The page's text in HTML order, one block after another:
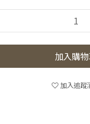
加入購
加入追蹤